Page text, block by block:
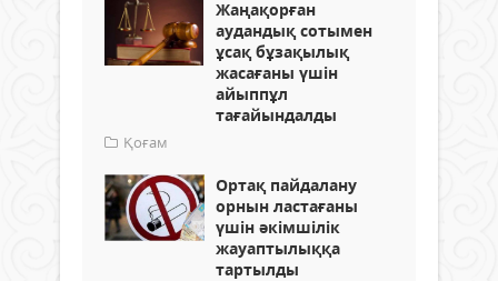
Жаңақорған
аудандық сотымен
ұсақ бұзақылық
жасағаны үшін
айыппұл
тағайындалды
Қоғам
Ортақ пайдалану
орнын ластағаны
үшін әкімшілік
жауаптылыққа
тартылды